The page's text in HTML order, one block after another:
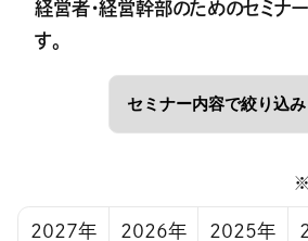
経営者・経営幹部のためのセミナ
す。
※
2027年 2026年 2025年